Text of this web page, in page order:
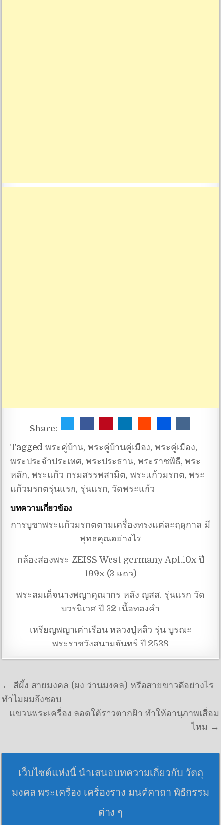
Share:
Taggedพระคู่บ้าน,พระคู่บ้านคู่เมือง,พระคู่เมือง,
พระประจำประเทศ,พระประธาน,พระราชพิธี,พระ
หลัก,พระแก้ว กรมสรรพสามิต,พระแก้วมรกต,พระ
แก้วมรกตรุ่นแรก, รุ่นแรก, วัดพระแก้ว
บทความเกี่ยวข้อง
การบูชาพระแก้วมรกตตามเครื่องทรงแต่ละฤดูกาล มี
พุทธคุณอย่างไร
กล้องส่องพระ ZEISS West germany Apl.10x ปี
199x (3 แถว)
พระสมเด็จนางพญาคุณากร หลัง ญสส. รุ่นแรก วัด
บวรนิเวศ ปี 32 เนื้อทองคำ
เหรียญพญาเต่าเรือน หลวงปู่หลิว รุ่น บูรณะ
พระราชวังสนามจันทร์ ปี 2538
แนะแนวเรื่อง
← สีผึ้ง สายมงคล (ผง ว่านมงคล) หรือสายขาวดีอย่างไร
ทำไมผมถึงชอบ
แขวนพระเครื่อง ลอดใต้ราวตากฝ้า ทำให้อานุภาพเสื่อม
ไหม →
เว็บไซต์แห่งนี้ นำเสนอบทความเกี่ยวกับ วัตถุ
มงคล พระเครื่อง เครื่องราง มนต์คาถา พิธีกรรม
ต่าง ๆ